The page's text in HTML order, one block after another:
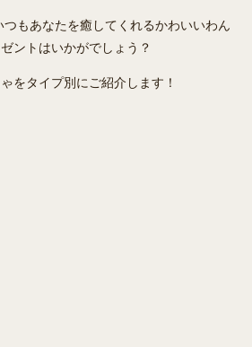
もあなたを癒してくれるかわいいわん
ントはいかがでしょう？
をタイプ別にご紹介します！